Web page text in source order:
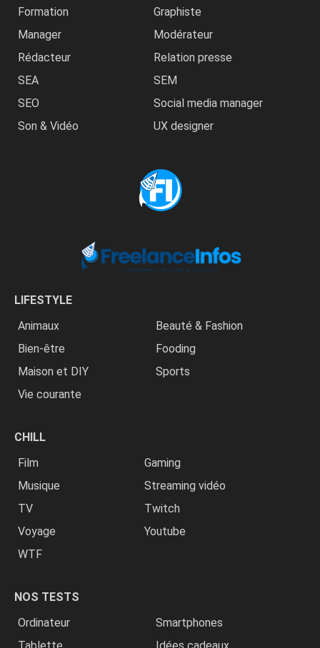
Formation
Graphiste
Manager
Modérateur
Rédacteur
Relation presse
SEA
SEM
SEO
Social media manager
Son & Vidéo
UX designer
LIFESTYLE
Animaux
Beauté & Fashion
Bien-être
Fooding
Maison et DIY
Sports
Vie courante
CHILL
Film
Gaming
Musique
Streaming vidéo
TV
Twitch
Voyage
Youtube
WTF
NOS TESTS
Ordinateur
Smartphones